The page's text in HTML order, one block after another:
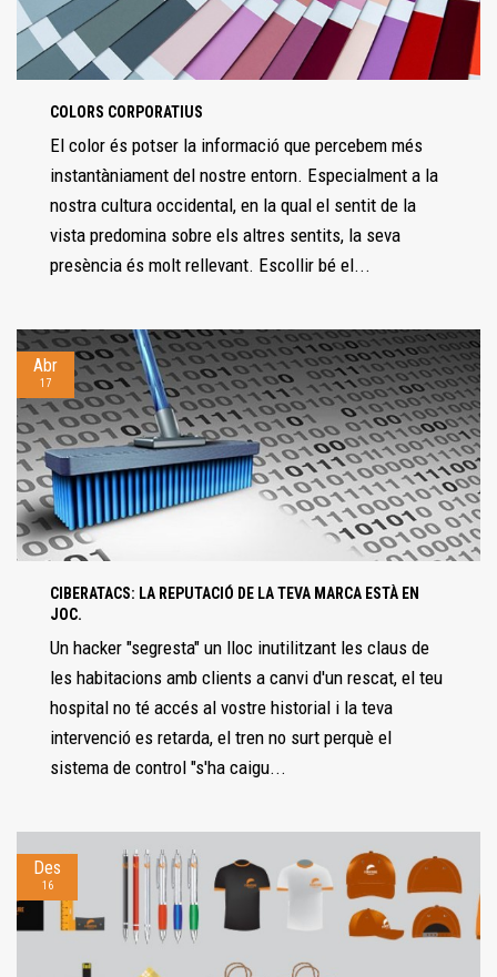
COLORS CORPORATIUS
El color és potser la informació que percebem més
instantàniament del nostre entorn. Especialment a la
nostra cultura occidental, en la qual el sentit de la
vista predomina sobre els altres sentits, la seva
presència és molt rellevant. Escollir bé el...
Abr
17
CIBERATACS: LA REPUTACIÓ DE LA TEVA MARCA ESTÀ EN
JOC.
Un hacker "segresta" un lloc inutilitzant les claus de
les habitacions amb clients a canvi d'un rescat, el teu
hospital no té accés al vostre historial i la teva
intervenció es retarda, el tren no surt perquè el
sistema de control "s'ha caigu...
Des
16